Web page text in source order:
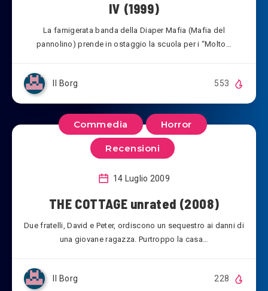
IV (1999)
La famigerata banda della Diaper Mafia (Mafia del
pannolino) prende in ostaggio la scuola per i “Molto…
Il Borg 553
Commedia Horror
Recensioni
14 Luglio 2009
THE COTTAGE unrated (2008)
Due fratelli, David e Peter, ordiscono un sequestro ai danni di
una giovane ragazza. Purtroppo la casa…
Il Borg 228